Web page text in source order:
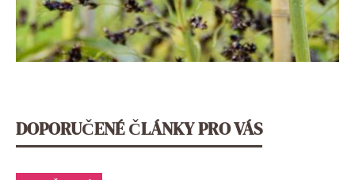
DOPORUČENÉ ČLÁNKY PRO VÁS